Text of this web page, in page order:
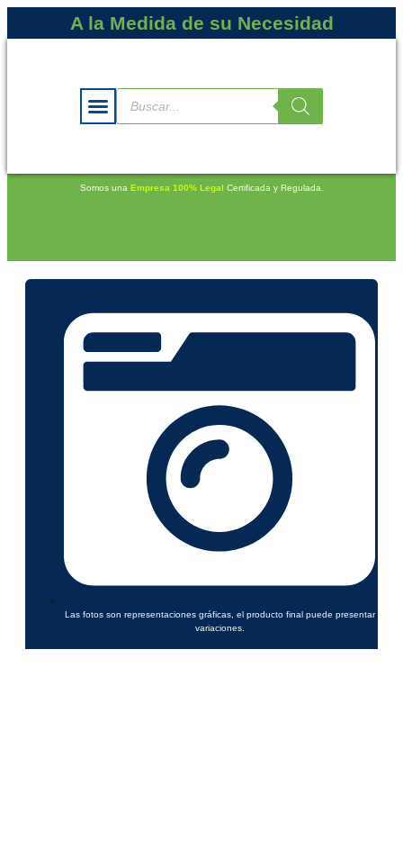
A la Medida de su Necesidad
Somos una Empresa 100% Legal Certificada y Regulada.
Las fotos son representaciones gráficas, el producto final puede presentar
variaciones.